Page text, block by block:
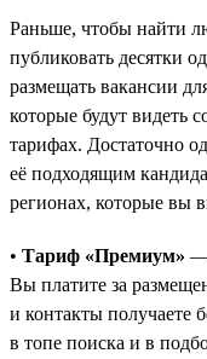
Раньше, чтобы найти
публиковать десятки
размещать вакансии
которые будут видеть
тарифах. Достаточно
её подходящим
регионах, которые вы
• Тариф «Премиум» —
Вы платите за
и контакты получаете
в топе поиска и в